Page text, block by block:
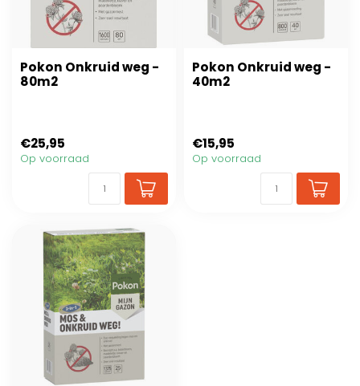
Pokon Onkruid weg -
80m2
€25,95
Op voorraad
Pokon Onkruid weg -
40m2
€15,95
Op voorraad